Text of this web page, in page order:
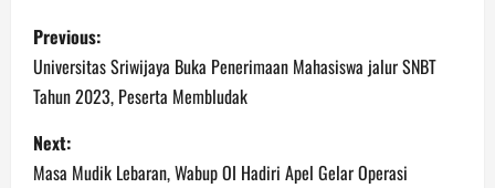
P
o
s
t
Previous:
Universitas Sriwijaya Buka Penerimaan Mahasiswa jalur SNBT
Tahun 2023, Peserta Membludak
Next:
Masa Mudik Lebaran, Wabup OI Hadiri Apel Gelar Operasi